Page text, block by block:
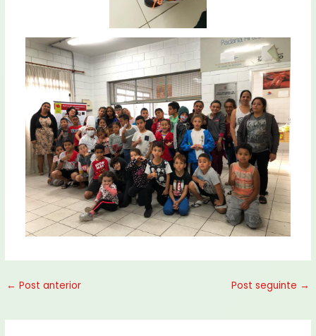
← Post anterior Post seguinte →